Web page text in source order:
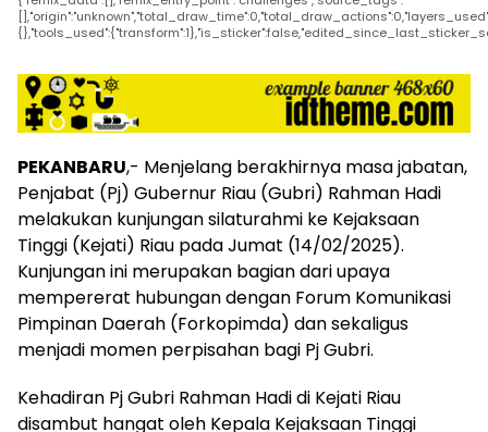
PEKANBARU,- Menjelang berakhirnya masa jabatan,
Penjabat (Pj) Gubernur Riau (Gubri) Rahman Hadi
melakukan kunjungan silaturahmi ke Kejaksaan
Tinggi (Kejati) Riau pada Jumat (14/02/2025).
Kunjungan ini merupakan bagian dari upaya
mempererat hubungan dengan Forum Komunikasi
Pimpinan Daerah (Forkopimda) dan sekaligus
menjadi momen perpisahan bagi Pj Gubri.
Kehadiran Pj Gubri Rahman Hadi di Kejati Riau
disambut hangat oleh Kepala Kejaksaan Tinggi